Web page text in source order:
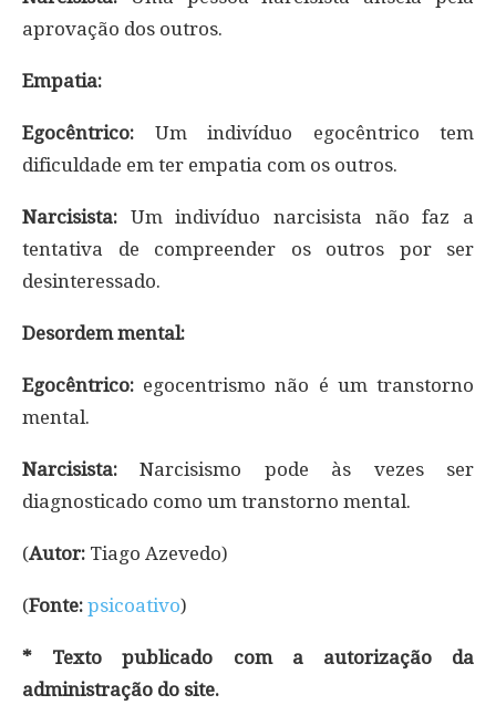
aprovação dos outros.
Empatia:
Egocêntrico: Um indivíduo egocêntrico tem
dificuldade em ter empatia com os outros.
Narcisista: Um indivíduo narcisista não faz a
tentativa de compreender os outros por ser
desinteressado.
Desordem mental:
Egocêntrico: egocentrismo não é um transtorno
mental.
Narcisista: Narcisismo pode às vezes ser
diagnosticado como um transtorno mental.
(Autor: Tiago Azevedo)
(Fonte: psicoativo)
* Texto publicado com a autorização da
administração do site.